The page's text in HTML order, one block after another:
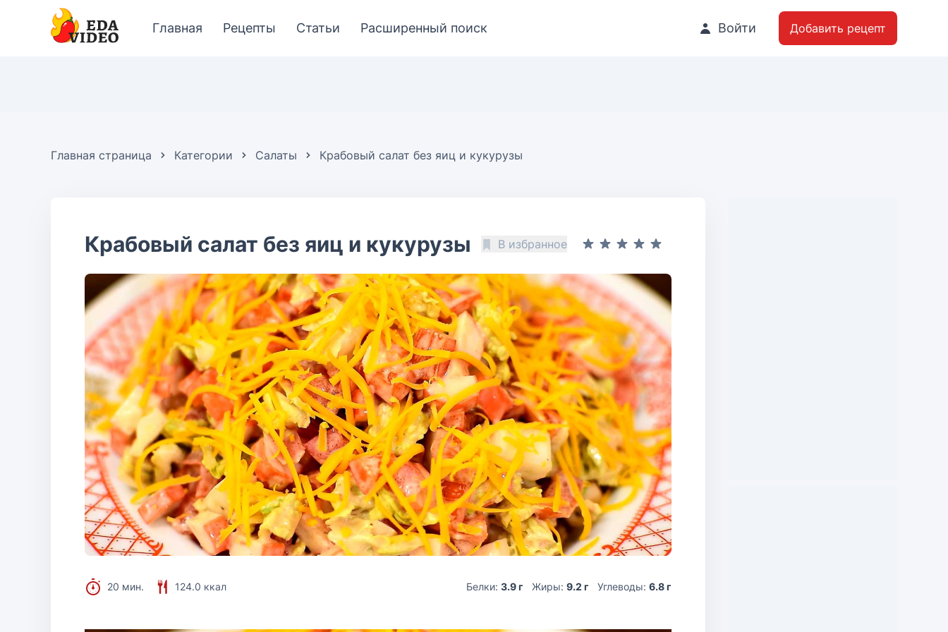
Главная Рецепты Статьи Расширенный поиск Войти Добавить рецепт
Главная страница Категории Салаты Крабовый салат без яиц и кукурузы
Крабовый салат без яиц и кукурузы В избранное
20 мин. 124.0 ккал Белки: 3.9 г Жиры: 9.2 г Углеводы: 6.8 г